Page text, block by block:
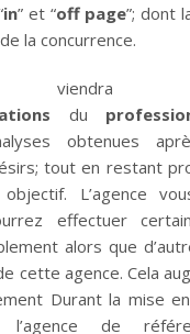
in” et “off page”; dont
la concurrence.
viendra
du
obtenues
tout en restant
L’agence
effectuer
alors que
cette agence. Cela
Durant la mise
l’agence de